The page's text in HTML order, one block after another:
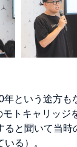
という途方
トキャリッジ
と聞いて当
る）。